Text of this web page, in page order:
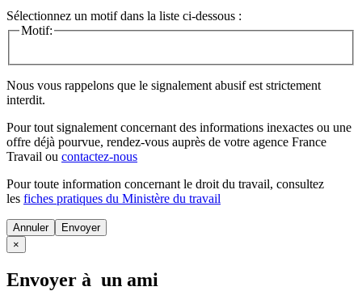
Sélectionnez un motif dans la liste ci-dessous :
Motif:
Nous vous rappelons que le signalement abusif est strictement
interdit.
Pour tout signalement concernant des informations inexactes ou une
offre déjà pourvue, rendez-vous auprès de votre agence France
Travail ou contactez-nous
Pour toute information concernant le droit du travail, consultez
les fiches pratiques du Ministère du travail
Annuler
×
Envoyer à un ami